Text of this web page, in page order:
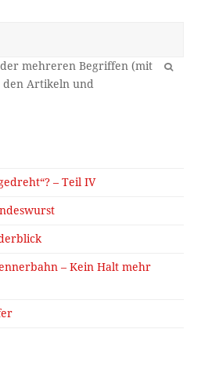
OK
– Teil IV
– Kein Halt mehr